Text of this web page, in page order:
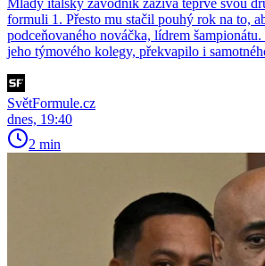
formuli 1. Přesto mu stačil pouhý rok na to,
podceňovaného nováčka, lídrem
jeho týmového kolegy, překvapilo i
SvětFormule.cz
dnes, 19:40
2 min